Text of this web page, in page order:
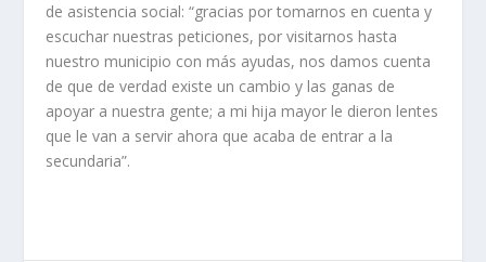
de asistencia social: “gracias por tomarnos en cuenta y
escuchar nuestras peticiones, por visitarnos hasta
nuestro municipio con más ayudas, nos damos cuenta
de que de verdad existe un cambio y las ganas de
apoyar a nuestra gente; a mi hija mayor le dieron lentes
que le van a servir ahora que acaba de entrar a la
secundaria”.